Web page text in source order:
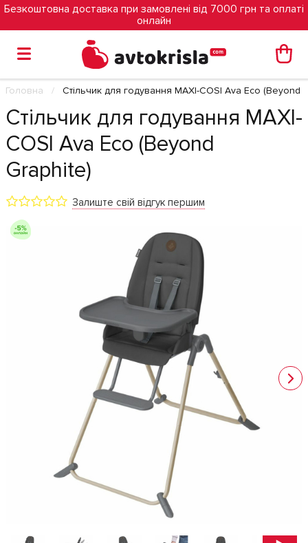
Безкоштовна доставка при замовлені від 7000 грн та оплаті
онлайн
Головна Стільчик для годування MAXI-COSI Ava Eco (Beyond
Стільчик для годування MAXI-
COSI Ava Eco (Beyond
Graphite)
Залиште свій відгук першим